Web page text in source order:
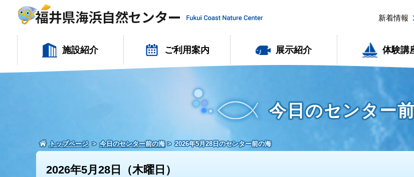
新着情報
施設紹介 ご利用案内 展示紹介 体験講
今日のセンター
トップページ 今日のセンター前の海 2026年5月28日のセンター前の海
2026年5月28日（木曜日）